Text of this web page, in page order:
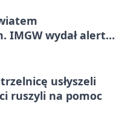
IMGW wydał alert
usłyszeli
ruszyli na pomoc